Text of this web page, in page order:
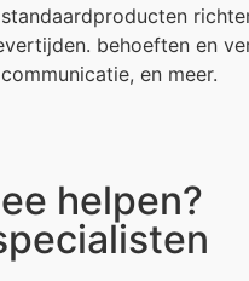
behoeften en
en meer.
helpen?